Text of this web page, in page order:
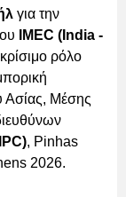
για την
IMEC (India -
ρόλο
Ασίας, Μέσης
, Pinhas
2026.